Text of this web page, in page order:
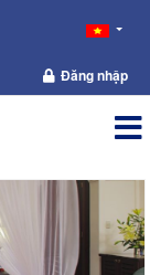
Đăng nhập